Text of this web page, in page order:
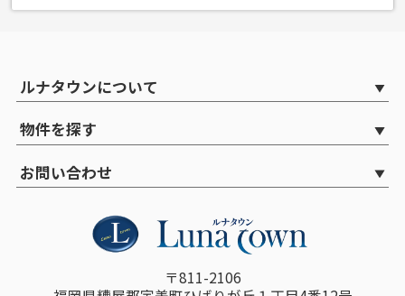
ルナタウンについて
物件を探す
お問い合わせ
〒811-2106